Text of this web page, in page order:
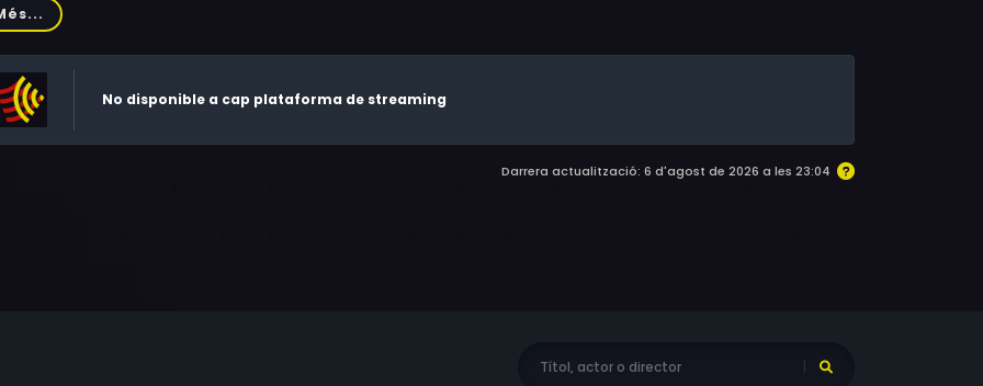
i sons que reforcen l'experiència.
No disponible a cap plataforma de streaming
Darrera actualització: 6 d'agost de 2026 a les 23:04